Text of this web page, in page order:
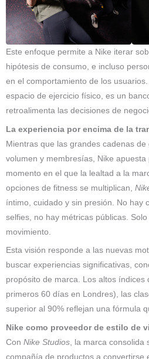
Este enfoque permite a Nike iterar
hipótesis de consumo, e incluso
en el comportamiento de los
espacio de ejercicio físico, es un
retroalimenta las decisiones de
La experiencia por encima de la
Mientras que las grandes cadenas
volumen y membresías, Nike apuesta
momento en el que la lealtad a la
opciones de fitness se multiplican,
íntimo, cuidado y sin presión. No hay
selfies, no hay métricas públicas.
movimiento.
Esta visión responde a las nuevas
buscar experiencias significativas,
propósito de marca. Los altos índices
primeros 60 días en Londres), las
superior al 90% reflejan una fórmula
Nike como proveedor de estilo de
Con Nike Studios, la marca consolida
compañía de productos a convertirse